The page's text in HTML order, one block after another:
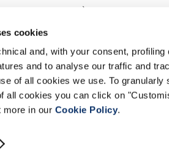
cookies
and, with your consent,
and to analyse our traffic and
of all cookies we use. To
all cookies you can click on
more in our Cookie Policy.
dans son intégralité.